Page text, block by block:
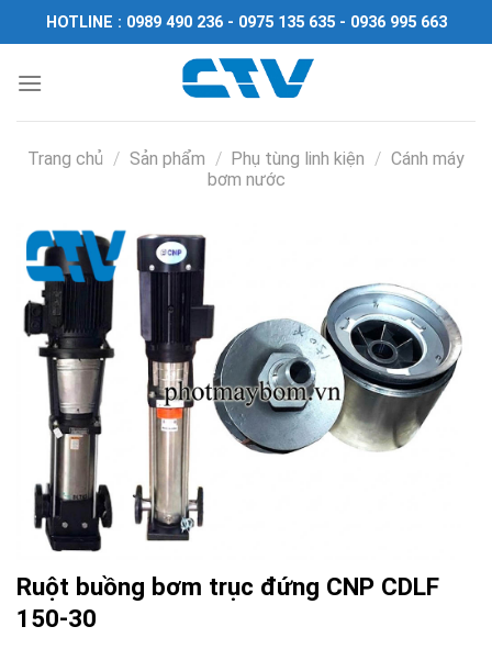
Chuyển
đến
dung
HOTLINE : 0989 490 236 - 0975 135 635 - 0936 995 663
Trang chủ / Sản phẩm / Phụ tùng linh kiện / Cánh máy
bơm nước
Ruột buồng bơm trục đứng CNP CDLF
150-30